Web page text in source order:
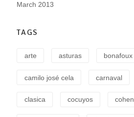
March 2013
TAGS
arte asturas bonafoux
camilo josé cela carnaval
clasica cocuyos cohen